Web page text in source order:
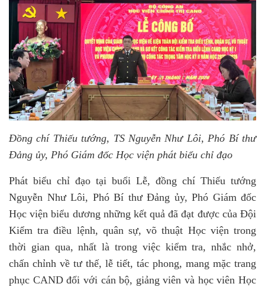
Đồng chí Thiếu tướng, TSNguyễn Như Lôi, Phó Bí thư
Đảng ủy, Phó Giám đốc Học viện phát biểu chỉ đạo
Phát biểu chỉ đạo tại buổi Lễ, đồng chí Thiếu tướng
Nguyễn Như Lôi, Phó Bí thư Đảng ủy, Phó Giám đốc
Học viện biểu dương những kết quả đã đạt được của Đội
Kiểm tra điều lệnh, quân sự, võ thuật Học viện trong
thời gian qua, nhất là trong việc kiểm tra, nhắc nhở,
chấn chỉnh về tư thế, lễ tiết, tác phong, mang mặc trang
phục CAND đối với cán bộ, giảng viên và học viên Học